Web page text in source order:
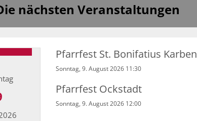
nächsten Veranstaltungen
Pfarrfest St. Bonifatius Karben
Sonntag, 9. August 2026 11:30
Pfarrfest Ockstadt
Sonntag, 9. August 2026 12:00